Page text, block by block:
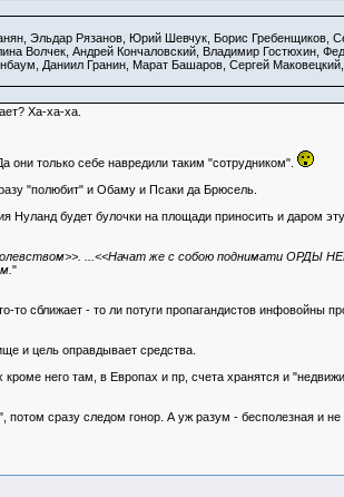
Эльдар Рязанов, Юрий Шевчук, Борис Гребенщиков,
Волчек, Андрей Кончаловский, Владимир Гостюхин,
Даниил Гранин, Марат Башаров, Сергей
Ха-ха-ха.
они только себе навредили таким "сотрудником".
"полюбит" и Обаму и Псаки да Брюсель.
будет булочки на площади приносить и даром эту
...<<Начат же с собою поднимати ОРДЫ
"
сближает - то ли потуги пропагандистов инфовойны
и цель оправдывает средства.
него там, в Европах и пр, счета хранятся и
потом сразу следом гонор. А уж разум - бесполезная и